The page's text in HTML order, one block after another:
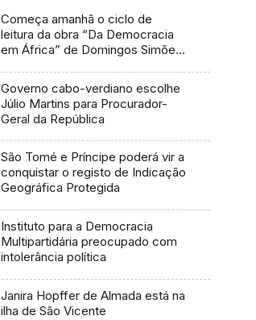
Começa amanhã o ciclo de
leitura da obra “Da Democracia
em África” de Domingos Simões
Governo cabo-verdiano escolhe
Júlio Martins para Procurador-
Geral da República
São Tomé e Príncipe poderá vir a
conquistar o registo de Indicação
Geográfica Protegida
Instituto para a Democracia
Multipartidária preocupado com
intolerância política
Janira Hopffer de Almada está na
ilha de São Vicente